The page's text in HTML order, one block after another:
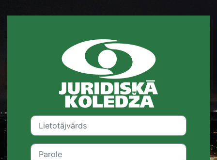
Pieslēgties
Lietotājvārds
Parole